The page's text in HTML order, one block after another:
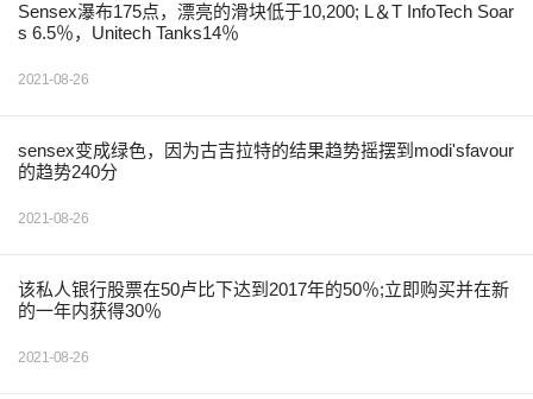
Sensex瀑布175点，漂亮的滑块低于10,200; L＆T InfoTech Soar
s 6.5％，Unitech Tanks14％
2021-08-26
sensex变成绿色，因为古吉拉特的结果趋势摇摆到modi'sfavour
的趋势240分
2021-08-26
该私人银行股票在50卢比下达到2017年的50％;立即购买并在新
的一年内获得30％
2021-08-26